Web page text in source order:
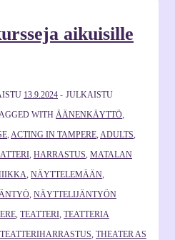
aikuisille
13.9.2024
JULKAISTU
WITH ÄÄNENKÄYTTÖ
ACTING IN TAMPERE ADULTS
HARRASTUS MATALAN
NÄYTTELEMÄÄN
NÄYTTELIJÄNTYÖN
TEATTERI TEATTERIA
TEATTERIHARRASTUS THEATER AS